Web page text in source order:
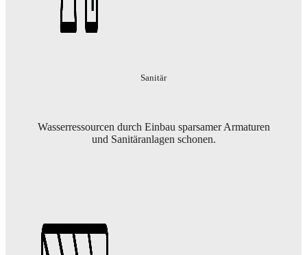
Sanitär
Wasserressourcen durch Einbau sparsamer Armaturen
und Sanitäranlagen schonen.